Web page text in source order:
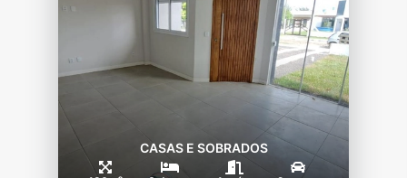
CASAS E SOBRADOS